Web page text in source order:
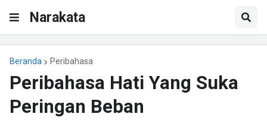
Narakata
Beranda Peribahasa
Peribahasa Hati Yang Suka
Peringan Beban